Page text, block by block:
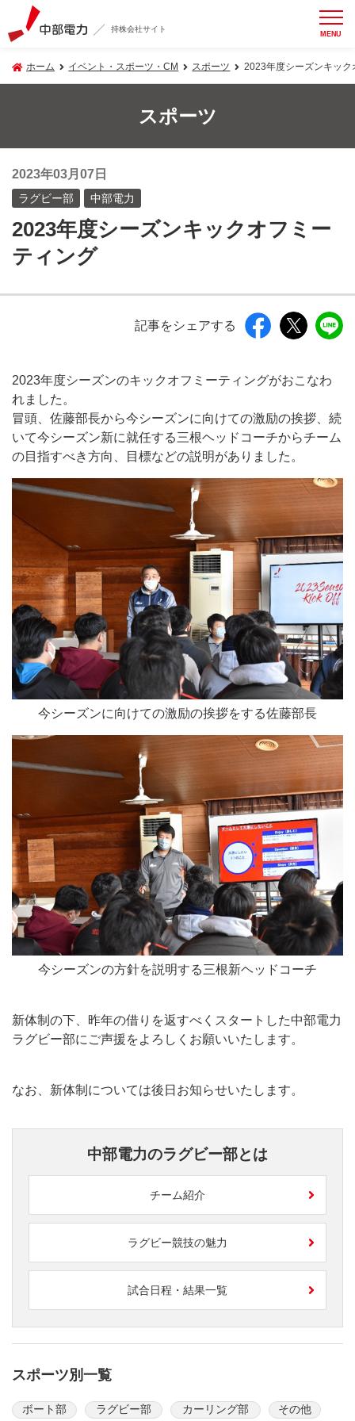
持株会社サイト MENU
ホーム イベント・スポーツ・CM スポーツ 2023年度シーズンキック
スポーツ
2023年03月07日
ラグビー部 中部電力
2023年度シーズンキックオフミー
ティング
記事をシェアする
2023年度シーズンのキックオフミーティングがおこなわ
れました。
冒頭、佐藤部長から今シーズンに向けての激励の挨拶、続
いて今シーズン新に就任する三根ヘッドコーチからチーム
の目指すべき方向、目標などの説明がありました。
今シーズンに向けての激励の挨拶をする佐藤部長
今シーズンの方針を説明する三根新ヘッドコーチ
新体制の下、昨年の借りを返すべくスタートした中部電力
ラグビー部にご声援をよろしくお願いいたします。
なお、新体制については後日お知らせいたします。
中部電力のラグビー部とは
チーム紹介
ラグビー競技の魅力
試合日程・結果一覧
スポーツ別一覧
ボート部 ラグビー部 カーリング部 その他